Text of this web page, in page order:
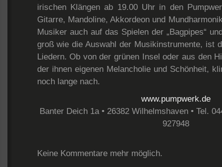
irischen Klängen ab 19.00 Uhr in den
Gitarre, Mandoline, Akkordeon und
Musiker auch auf das Spielen der „Bagpipes“
groß wie die Auswahl der Musikinstrumente, ist
Liedern. Ob von der grünen Insel oder aus den
der ihnen eigenen Melancholie und Schönheit,
noch lange nach.
www.pumpwerk.de
Banter Deich 1a • 26382 Wilhelmshaven • Tel.
927948
Keine Kommentare mehr möglich.